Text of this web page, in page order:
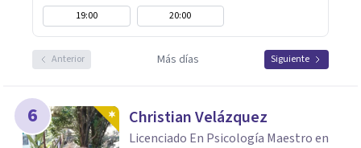
19:00
20:00
Anterior Más días Siguiente
6 Christian Velázquez
Licenciado En Psicología Maestro en